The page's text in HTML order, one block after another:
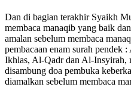
Dan di bagian terakhir Syaikh
membaca manaqib yang baik
amalan sebelum membaca
pembacaan enam surah
Ikhlas, Al-Qadr dan Al-Insyirah,
disambung doa pembuka
diamalkan sebelum membaca